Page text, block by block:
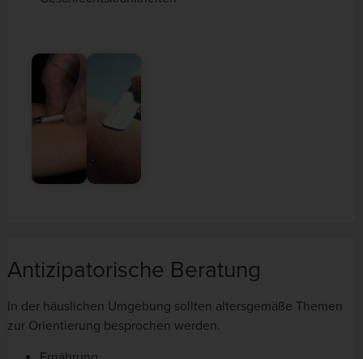
Antizipatorische Beratung
In der häuslichen Umgebung sollten altersgemäße Themen
zur Orientierung besprochen werden.